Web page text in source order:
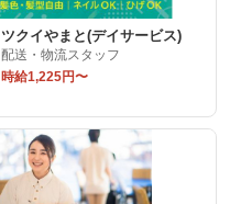
ツクイやまと(デイサービス)
配送・物流スタッフ
時給1,225円〜